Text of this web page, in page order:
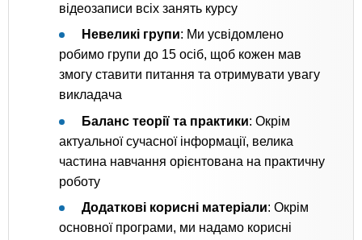
відеозаписи всіх занять курсу
Невеликі групи: Ми усвідомлено
робимо групи до 15 осіб, щоб кожен мав
змогу ставити питання та отримувати увагу
викладача
Баланс теорії та практики: Окрім
актуальної сучасної інформації, велика
частина навчання орієнтована на практичну
роботу
Додаткові корисні матеріали: Окрім
основної програми, ми надамо корисні